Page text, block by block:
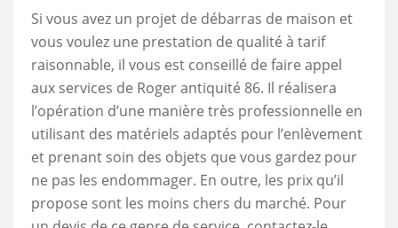
Si vous avez un projet de débarras de maison et
vous voulez une prestation de qualité à tarif
raisonnable, il vous est conseillé de faire appel
aux services de Roger antiquité 86. Il réalisera
l’opération d’une manière très professionnelle en
utilisant des matériels adaptés pour l’enlèvement
et prenant soin des objets que vous gardez pour
ne pas les endommager. En outre, les prix qu’il
propose sont les moins chers du marché. Pour